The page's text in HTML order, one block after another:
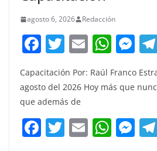
agosto 6, 2026 Redacción
F
a
c
e
b
o
T
itt
er
E
m
ai
W
at
A
p
M
ss
n
g
Capacitación Por: Raúl Franco
agosto del 2026 Hoy más que
que además de
F T E W M